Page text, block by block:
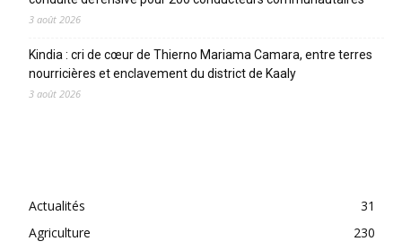
3 août 2026
Kindia : cri de cœur de Thierno Mariama Camara, entre terres
nourricières et enclavement du district de Kaaly
3 août 2026
Actualités
31
Agriculture
230